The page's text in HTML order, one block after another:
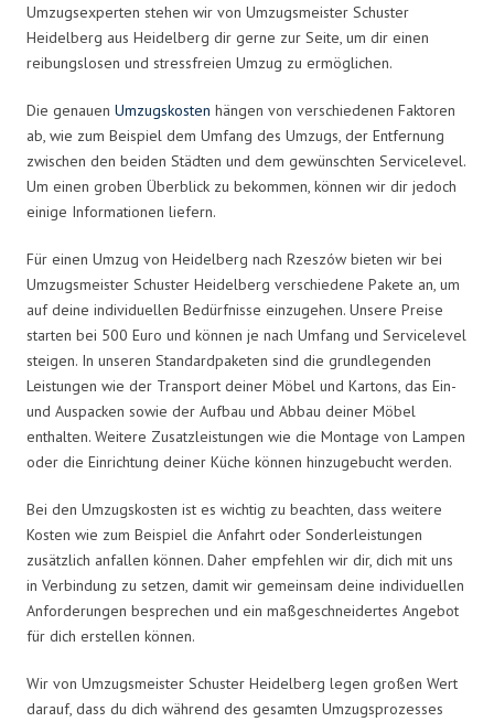
Umzugsexperten stehen wir von Umzugsmeister Schuster
Heidelberg aus Heidelberg dir gerne zur Seite, um dir einen
reibungslosen und stressfreien Umzug zu ermöglichen.
Die genauen Umzugskosten hängen von verschiedenen Faktoren
ab, wie zum Beispiel dem Umfang des Umzugs, der Entfernung
zwischen den beiden Städten und dem gewünschten Servicelevel.
Um einen groben Überblick zu bekommen, können wir dir jedoch
einige Informationen liefern.
Für einen Umzug von Heidelberg nach Rzeszów bieten wir bei
Umzugsmeister Schuster Heidelberg verschiedene Pakete an, um
auf deine individuellen Bedürfnisse einzugehen. Unsere Preise
starten bei 500 Euro und können je nach Umfang und Servicelevel
steigen. In unseren Standardpaketen sind die grundlegenden
Leistungen wie der Transport deiner Möbel und Kartons, das Ein-
und Auspacken sowie der Aufbau und Abbau deiner Möbel
enthalten. Weitere Zusatzleistungen wie die Montage von Lampen
oder die Einrichtung deiner Küche können hinzugebucht werden.
Bei den Umzugskosten ist es wichtig zu beachten, dass weitere
Kosten wie zum Beispiel die Anfahrt oder Sonderleistungen
zusätzlich anfallen können. Daher empfehlen wir dir, dich mit uns
in Verbindung zu setzen, damit wir gemeinsam deine individuellen
Anforderungen besprechen und ein maßgeschneidertes Angebot
für dich erstellen können.
Wir von Umzugsmeister Schuster Heidelberg legen großen Wert
darauf, dass du dich während des gesamten Umzugsprozesses